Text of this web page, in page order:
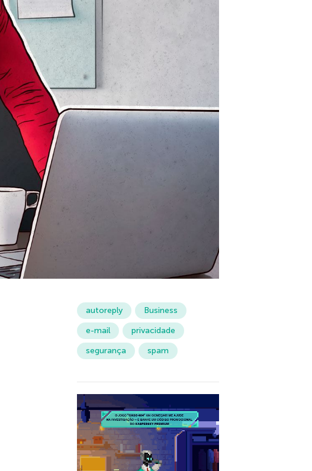
autoreply
Business
e-mail
privacidade
segurança
spam